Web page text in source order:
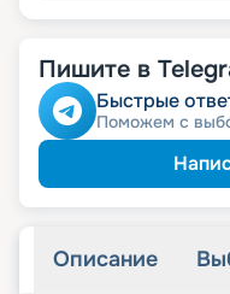
Пишите в
Быстрые
Поможем с
Описание